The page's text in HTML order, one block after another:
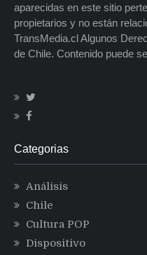
aparecidas en este sitio
propietarios y no están
TransMedia.cl Algunos
de Chile. Contenido puede
Categorias
Análisis
Chile
Cultura POP
Dispositivo